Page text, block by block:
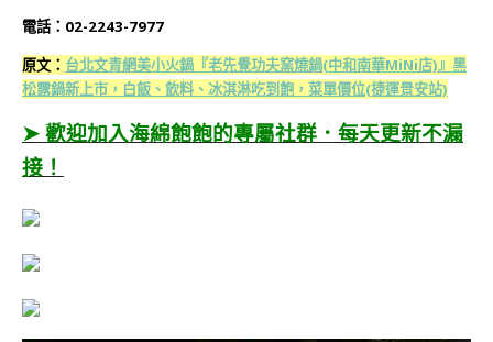
電話：02-2243-7977
原文： 台北文青網美小火鍋『老先覺功夫窯燒鍋(中和南華MiNi店)』黑
松露鍋新上市，白飯、飲料、冰淇淋吃到飽，菜單價位(捷運景安站)
➤ 歡迎加入海綿飽飽的專屬社群．每天更新不漏
接！